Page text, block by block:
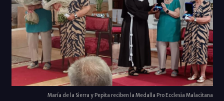
María de la Sierra y Pepita reciben la Medalla Pro Ecclesia Malacitana